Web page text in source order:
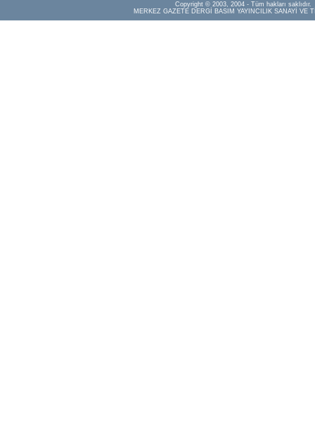
Copyright © 2003, 2004 - Tüm hakları saklıdır.
MERKEZ GAZETE DERGİ BASIM YAYINCILIK SANAYİ VE